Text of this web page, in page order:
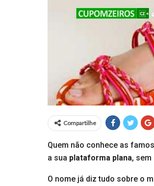
Compartilhe
Quem não conhece as
a sua plataforma plana,
O nome já diz tudo sobre o